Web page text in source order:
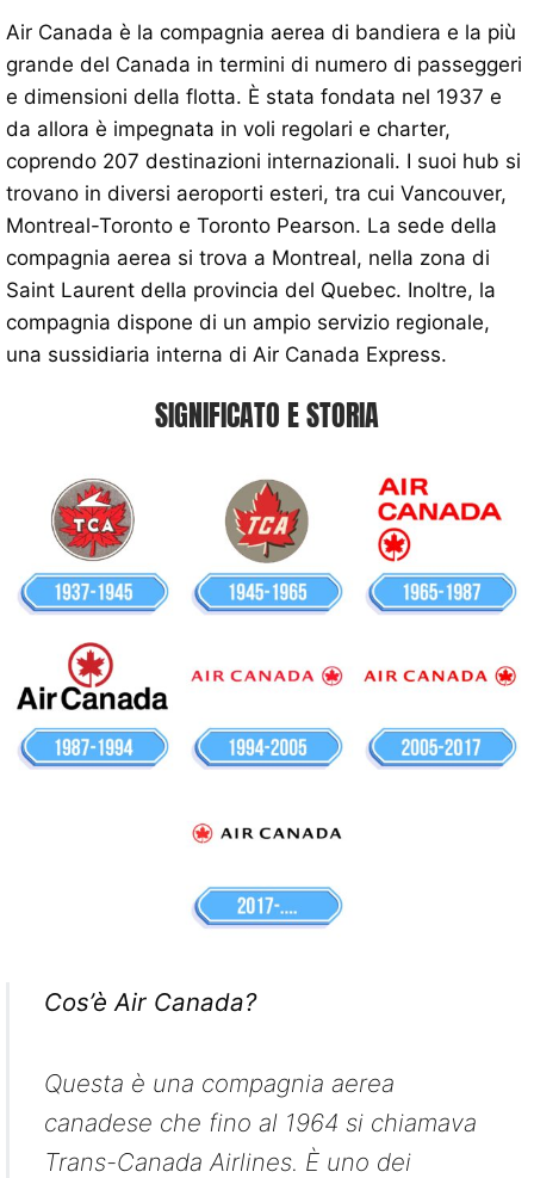
Air Canada è la compagnia aerea di bandiera e la più
grande del Canada in termini di numero di passeggeri
e dimensioni della flotta. È stata fondata nel 1937 e
da allora è impegnata in voli regolari e charter,
coprendo 207 destinazioni internazionali. I suoi hub si
trovano in diversi aeroporti esteri, tra cui Vancouver,
Montreal-Toronto e Toronto Pearson. La sede della
compagnia aerea si trova a Montreal, nella zona di
Saint Laurent della provincia del Quebec. Inoltre, la
compagnia dispone di un ampio servizio regionale,
una sussidiaria interna di Air Canada Express.
SIGNIFICATO E STORIA
Cos’è Air Canada?
Questa è una compagnia aerea
canadese che fino al 1964 si chiamava
Trans-Canada Airlines. È uno dei